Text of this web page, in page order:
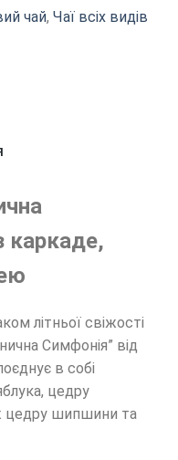
чай, Чаї всіх видів
каркаде,
літньої свіжості
Симфонія” від
в собі
цедру
цедру шипшини та